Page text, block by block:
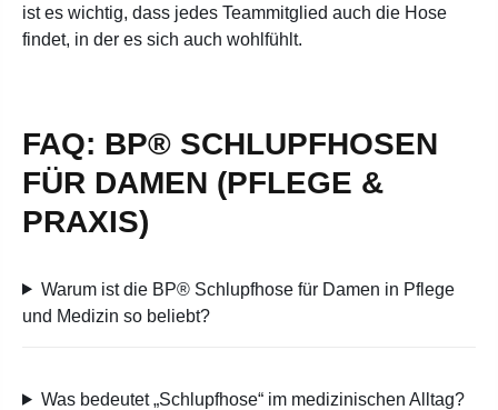
ist es wichtig, dass jedes Teammitglied auch die Hose
findet, in der es sich auch wohlfühlt.
FAQ: BP® SCHLUPFHOSEN
FÜR DAMEN (PFLEGE &
PRAXIS)
Warum ist die BP® Schlupfhose für Damen in Pflege
und Medizin so beliebt?
Was bedeutet „Schlupfhose“ im medizinischen Alltag?